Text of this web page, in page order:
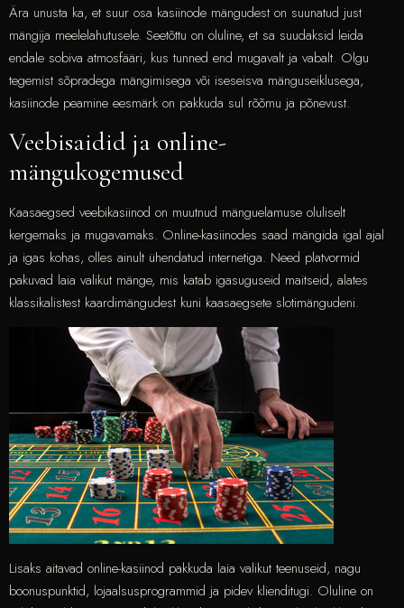
Ära unusta ka, et suur osa kasiinode mängudest on suunatud just
mängija meelelahutusele. Seetõttu on oluline, et sa suudaksid leida
endale sobiva atmosfääri, kus tunned end mugavalt ja vabalt. Olgu
tegemist sõpradega mängimisega või iseseisva mänguseiklusega,
kasiinode peamine eesmärk on pakkuda sul rõõmu ja põnevust.
Veebisaidid ja online-
mängukogemused
Kaasaegsed veebikasiinod on muutnud mänguelamuse oluliselt
kergemaks ja mugavamaks. Online-kasiinodes saad mängida igal ajal
ja igas kohas, olles ainult ühendatud internetiga. Need platvormid
pakuvad laia valikut mänge, mis katab igasuguseid maitseid, alates
klassikalistest kaardimängudest kuni kaasaegsete slotimängudeni.
Lisaks aitavad online-kasiinod pakkuda laia valikut teenuseid, nagu
boonuspunktid, lojaalsusprogrammid ja pidev klienditugi. Oluline on